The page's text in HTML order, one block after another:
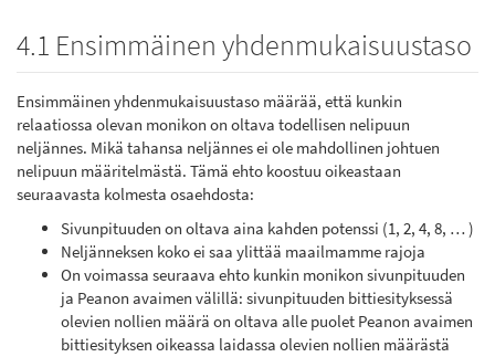
4.1 Ensimmäinen yhdenmukaisuustaso
Ensimmäinen yhdenmukaisuustaso määrää, että kunkin
relaatiossa olevan monikon on oltava todellisen nelipuun
neljännes. Mikä tahansa neljännes ei ole mahdollinen johtuen
nelipuun määritelmästä. Tämä ehto koostuu oikeastaan
seuraavasta kolmesta osaehdosta:
Sivunpituuden on oltava aina kahden potenssi (1, 2, 4, 8, … )
Neljänneksen koko ei saa ylittää maailmamme rajoja
On voimassa seuraava ehto kunkin monikon sivunpituuden
ja Peanon avaimen välillä: sivunpituuden bittiesityksessä
olevien nollien määrä on oltava alle puolet Peanon avaimen
bittiesityksen oikeassa laidassa olevien nollien määrästä